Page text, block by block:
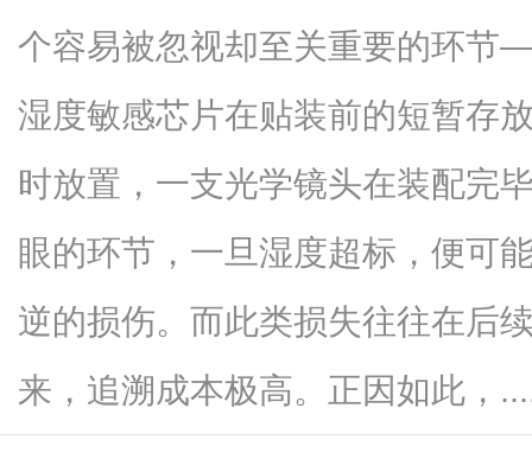
个容易被忽视却至关重要的环
湿度敏感芯片在贴装前的短暂存
时放置，一支光学镜头在装配完
眼的环节，一旦湿度超标，便可
逆的损伤。而此类损失往往在后
来，追溯成本极高。正因如此，